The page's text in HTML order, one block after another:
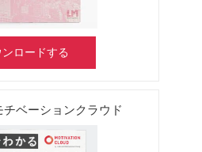
ンロードする
ベーションクラウド